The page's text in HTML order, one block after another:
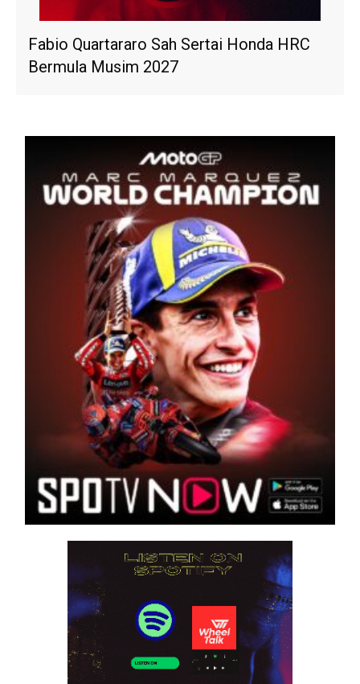
Fabio Quartararo Sah Sertai Honda HRC
Bermula Musim 2027